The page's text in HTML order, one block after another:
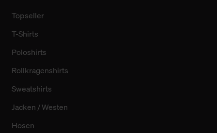
Topseller
T-Shirts
Poloshirts
Rollkragenshirts
Sweatshirts
Jacken / Westen
Hosen